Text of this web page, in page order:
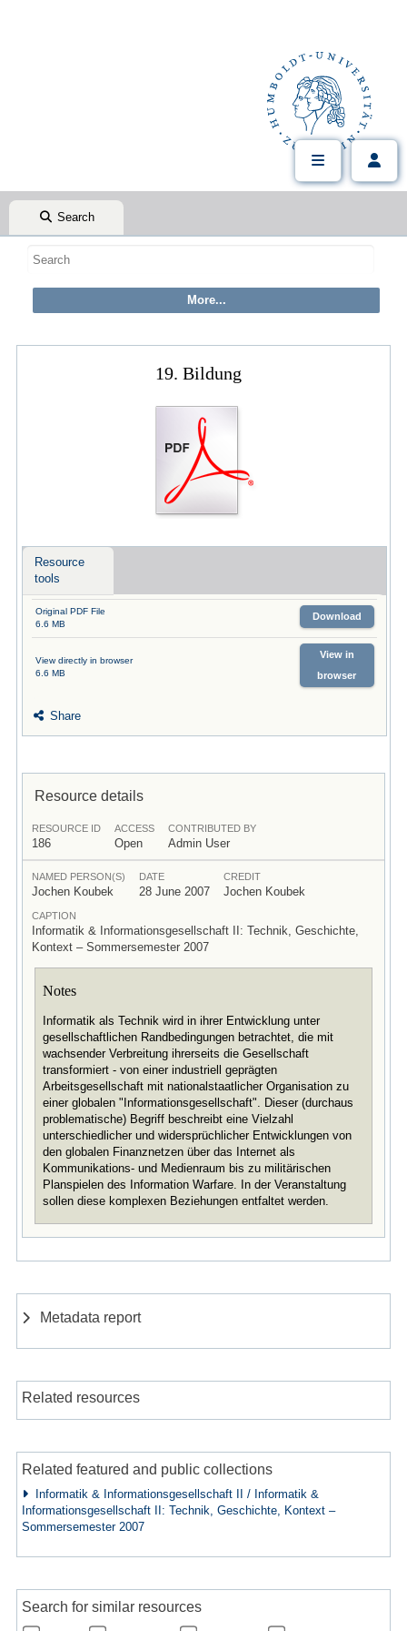
Search
19. Bildung
Resource
tools
Original PDF File
6.6 MB
Download
View directly in browser
6.6 MB
View in
browser
Share
Resource details
RESOURCE ID
186
ACCESS
Open
CONTRIBUTED BY
Admin User
NAMED PERSON(S)
Jochen Koubek
DATE
28 June 2007
CREDIT
Jochen Koubek
CAPTION
Informatik & Informationsgesellschaft II: Technik, Geschichte,
Kontext – Sommersemester 2007
Notes
Informatik als Technik wird in ihrer Entwicklung unter
gesellschaftlichen Randbedingungen betrachtet, die mit
wachsender Verbreitung ihrerseits die Gesellschaft
transformiert - von einer industriell geprägten
Arbeitsgesellschaft mit nationalstaatlicher Organisation zu
einer globalen "Informationsgesellschaft". Dieser (durchaus
problematische) Begriff beschreibt eine Vielzahl
unterschiedlicher und widersprüchlicher Entwicklungen von
den globalen Finanznetzen über das Internet als
Kommunikations- und Medienraum bis zu militärischen
Planspielen des Information Warfare. In der Veranstaltung
sollen diese komplexen Beziehungen entfaltet werden.
Metadata report
Related resources
Related featured and public collections
Informatik & Informationsgesellschaft II / Informatik &
Informationsgesellschaft II: Technik, Geschichte, Kontext –
Sommersemester 2007
Search for similar resources